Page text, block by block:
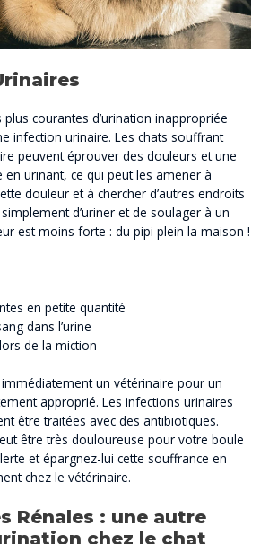
plus courantes d’urination inappropriée
infection urinaire. Les chats souffrant
peuvent éprouver des douleurs et une
en urinant, ce qui peut les amener à
douleur et à chercher d’autres endroits
d’uriner et de soulager à un
est moins forte : du pipi plein la maison !
en petite quantité
dans l’urine
de la miction
un vétérinaire pour un
approprié. Les infections urinaires
être traitées avec des antibiotiques.
être très douloureuse pour votre boule
et épargnez-lui cette souffrance en
chez le vétérinaire.
Rénales : une autre
chez le chat